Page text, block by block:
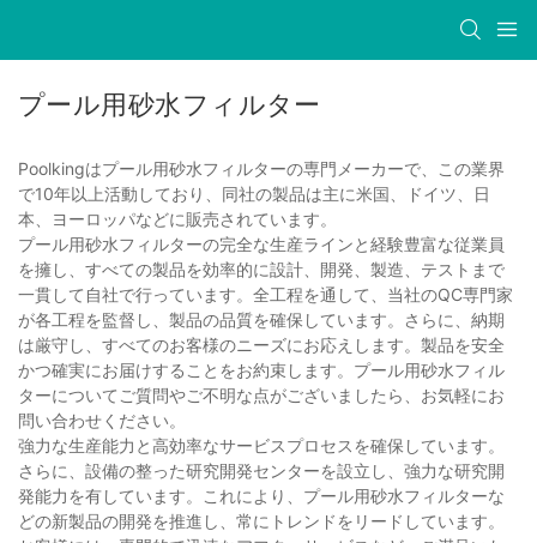
プール用砂水フィルター
Poolkingはプール用砂水フィルターの専門メーカーで、この業界
で10年以上活動しており、同社の製品は主に米国、ドイツ、日
本、ヨーロッパなどに販売されています。
プール用砂水フィルターの完全な生産ラインと経験豊富な従業員
を擁し、すべての製品を効率的に設計、開発、製造、テストまで
一貫して自社で行っています。全工程を通して、当社のQC専門家
が各工程を監督し、製品の品質を確保しています。さらに、納期
は厳守し、すべてのお客様のニーズにお応えします。製品を安全
かつ確実にお届けすることをお約束します。プール用砂水フィル
ターについてご質問やご不明な点がございましたら、お気軽にお
問い合わせください。
強力な生産能力と高効率なサービスプロセスを確保しています。
さらに、設備の整った研究開発センターを設立し、強力な研究開
発能力を有しています。これにより、プール用砂水フィルターな
どの新製品の開発を推進し、常にトレンドをリードしています。